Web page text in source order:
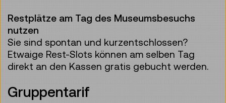
Restplätze am Tag des Museumsbesuchs
nutzen
Sie sind spontan und kurzentschlossen?
Etwaige Rest-Slots können am selben Tag
direkt an den Kassen gratis gebucht werden.
Gruppentarif